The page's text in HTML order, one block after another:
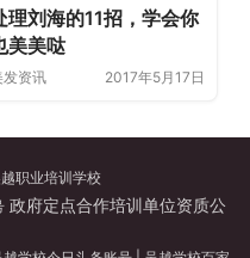
理刘海的11招，学会你
美美哒
发资讯 2017年5月17日
职业培训学校
政府定点合作培训单位资质公